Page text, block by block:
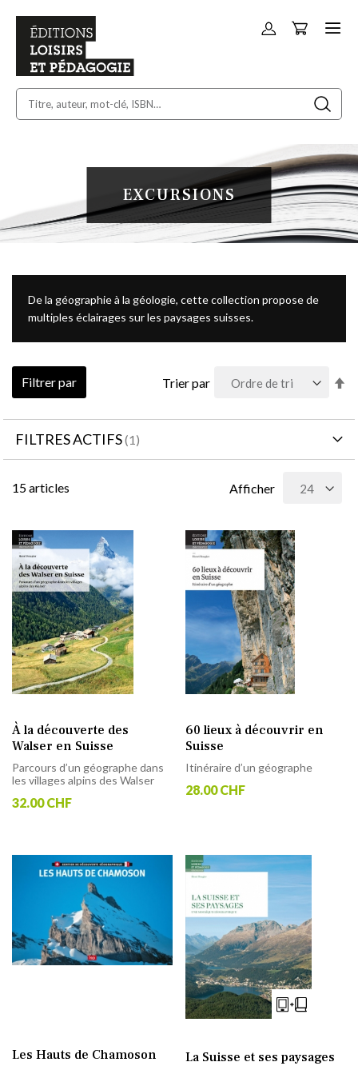
Allez
Panier
EXCURSIONS
De la géographie à la géologie, cette collection propose de
multiples éclairages sur les paysages suisses.
15articles Afficher
Trier par
À la découverte des
Walser en Suisse
Parcours d’un géographe dans
les villages alpins des Walser
32.00 CHF
60 lieux à découvrir en
Suisse
Itinéraire d’un géographe
28.00 CHF
Les Hauts de Chamoson La Suisse et ses paysages
Filtrer par
FILTRES ACTIFS